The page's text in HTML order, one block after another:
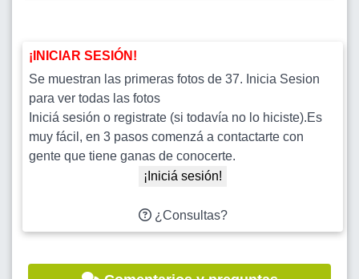
¡INICIAR SESIÓN!
Se muestran las primeras fotos de 37. Inicia Sesion
para ver todas las fotos
Iniciá sesión o registrate (si todavía no lo hiciste).Es
muy fácil, en 3 pasos comenzá a contactarte con
gente que tiene ganas de conocerte.
¡Iniciá sesión!
¿Consultas?